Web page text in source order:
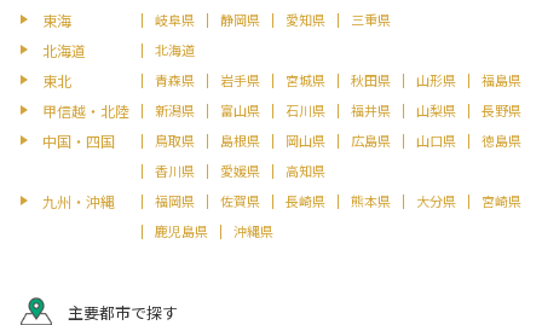
東海 岐阜県 静岡県 愛知県 三重県
北海道 北海道
東北 青森県 岩手県 宮城県 秋田県 山形県 福島県
甲信越・北陸 新潟県 富山県 石川県 福井県 山梨県 長野県
中国・四国 鳥取県 島根県 岡山県 広島県 山口県
徳島県
香川県
愛媛県 高知県
九州・沖縄 福岡県 佐賀県 長崎県 熊本県 大分県
宮崎県
鹿児島県
沖縄県
主要都市で探す